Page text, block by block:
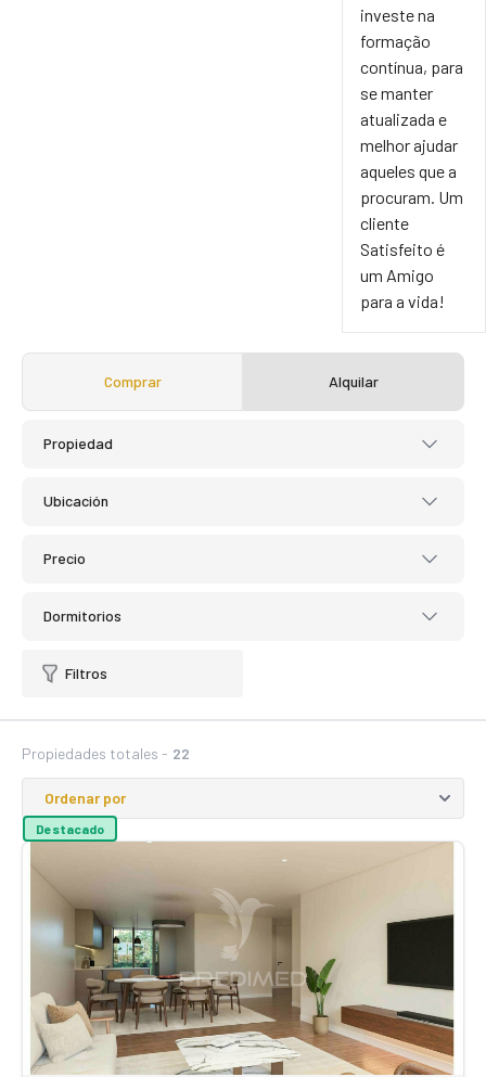
investe na
formação
contínua, para
se manter
atualizada e
melhor ajudar
aqueles que a
procuram. Um
cliente
Satisfeito é
um Amigo
para a vida!
Comprar Alquilar
Propiedad
Ubicación
Precio
Dormitorios
Filtros
Propiedades totales - 22
Destacado